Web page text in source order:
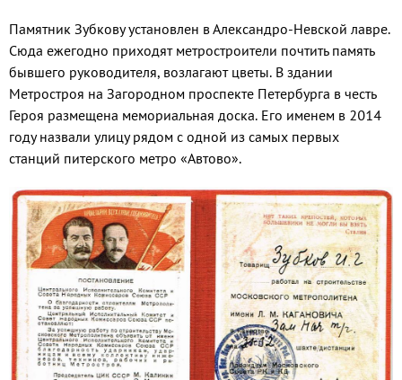
Памятник Зубкову установлен в Александро-Невской лавре.
Сюда ежегодно приходят метростроители почтить память
бывшего руководителя, возлагают цветы. В здании
Метростроя на Загородном проспекте Петербурга в честь
Героя размещена мемориальная доска. Его именем в 2014
году назвали улицу рядом с одной из самых первых
станций питерского метро «Автово».